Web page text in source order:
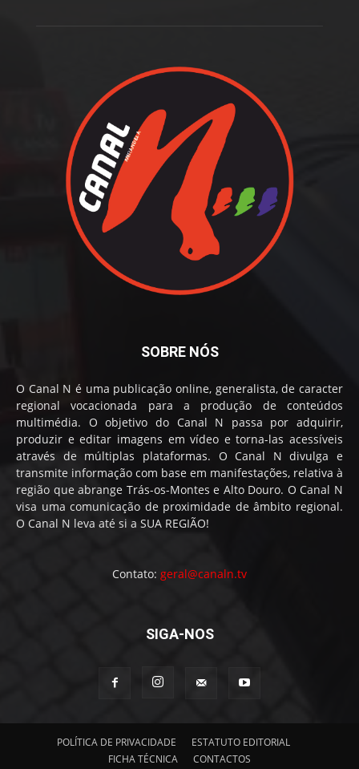
SOBRE NÓS
O Canal N é uma publicação online, generalista, de caracter
regional vocacionada para a produção de conteúdos
multimédia. O objetivo do Canal N passa por adquirir,
produzir e editar imagens em vídeo e torna-las acessíveis
através de múltiplas plataformas. O Canal N divulga e
transmite informação com base em manifestações, relativa à
região que abrange Trás-os-Montes e Alto Douro. O Canal N
visa uma comunicação de proximidade de âmbito regional.
O Canal N leva até si a SUA REGIÃO!
Contato: geral@canaln.tv
SIGA-NOS
POLÍTICA DE PRIVACIDADE
ESTATUTO EDITORIAL
FICHA TÉCNICA
CONTACTOS